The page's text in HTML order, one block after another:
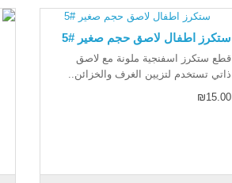
ستكرز اطفال لاصق حجم صغير #5
قطع ستكرز اسفنجية ملونة مع لاصق
ذاتي تستخدم لتزيين الغرف والخزائن..
₪15.00